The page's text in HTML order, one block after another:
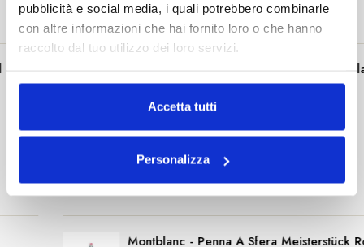
pubblicità e social media, i quali potrebbero combinarle
con altre informazioni che hai fornito loro o che hanno
raccolto dal tuo utilizzo dei loro servizi.
Accetta tutti
Personalizza
520,49 € + Iva
Edizione Speciale
1.380,00 €
1.131,15 € + Iva
PENNE A SFERA
Montblanc - Penna A Sfera Meisterstück Romeo